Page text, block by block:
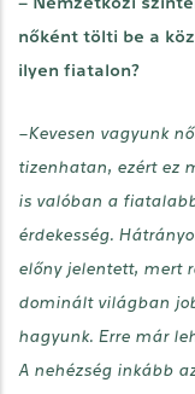
nőként tölti be a
ilyen fiatalon?
–Kevesen vagyunk
tizenhatan, ezért ez
is valóban a
érdekesség.
előny jelentett, mert
dominált világban
hagyunk. Erre már
A nehézség inkább